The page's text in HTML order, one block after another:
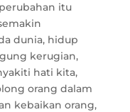
itu
dunia, hidup
kerugian,
hati kita,
orang dalam
kebaikan orang,